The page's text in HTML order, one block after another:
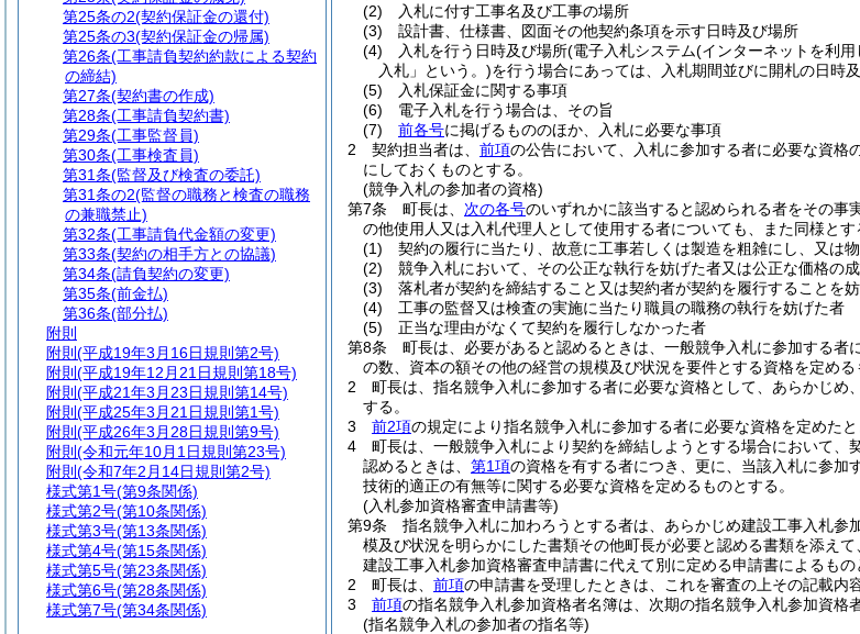
(2)
入札に付す工事名及び工事の場所
(3)
設計書、仕様書、図面その他契約条項を示す日時及び場所
(4)
入札を行う日時及び場所(電子入札システム(インターネットを利
入札」という。)を行う場合にあっては、入札期間並びに開札の日時
(5)
入札保証金に関する事項
(6)
電子入札を行う場合は、その旨
(7)
前各号に掲げるもののほか、入札に必要な事項
2
契約担当者は、 前項の公告において、入札に参加する者に必要な資格
にしておくものとする。
(競争入札の参加者の資格)
第7条
町長は、 次の各号のいずれかに該当すると認められる者をその事
の他使用人又は入札代理人として使用する者についても、また同様とす
(1)
契約の履行に当たり、故意に工事若しくは製造を粗雑にし、又は
(2)
競争入札において、その公正な執行を妨げた者又は公正な価格の
(3)
落札者が契約を締結すること又は契約者が契約を履行することを
(4)
工事の監督又は検査の実施に当たり職員の職務の執行を妨げた者
(5)
正当な理由がなくて契約を履行しなかった者
第8条
町長は、必要があると認めるときは、一般競争入札に参加する
の数、資本の額その他の経営の規模及び状況を要件とする資格を定める
2
町長は、指名競争入札に参加する者に必要な資格として、あらかじめ
する。
3
前2項の規定により指名競争入札に参加する者に必要な資格を定めたと
4
町長は、一般競争入札により契約を締結しようとする場合において
認めるときは、 第1項の資格を有する者につき、更に、当該入札に参加
技術的適正の有無等に関する必要な資格を定めるものとする。
(入札参加資格審査申請書等)
第9条
指名競争入札に加わろうとする者は、あらかじめ建設工事入札参
模及び状況を明らかにした書類その他町長が必要と認める書類を添えて
建設工事入札参加資格審査申請書に代えて別に定める申請書によるもの
2
町長は、 前項の申請書を受理したときは、これを審査の上その記載内
3
前項の指名競争入札参加資格者名簿は、次期の指名競争入札参加資格
(指名競争入札の参加者の指名等)
第25条の2(契約保証金の還付)
第25条の3(契約保証金の帰属)
第26条(工事請負契約約款による契約
の締結)
第27条(契約書の作成)
第28条(工事請負契約書)
第29条(工事監督員)
第30条(工事検査員)
第31条(監督及び検査の委託)
第31条の2(監督の職務と検査の職務
の兼職禁止)
第32条(工事請負代金額の変更)
第33条(契約の相手方との協議)
第34条(請負契約の変更)
第35条(前金払)
第36条(部分払)
附則
附則 (平成19年3月16日規則第2号)
附則 (平成19年12月21日規則第18号)
附則 (平成21年3月23日規則第14号)
附則 (平成25年3月21日規則第1号)
附則 (平成26年3月28日規則第9号)
附則 (令和元年10月1日規則第23号)
附則 (令和7年2月14日規則第2号)
様式第1号(第9条関係)
様式第2号(第10条関係)
様式第3号(第13条関係)
様式第4号(第15条関係)
様式第5号(第23条関係)
様式第6号(第28条関係)
様式第7号(第34条関係)